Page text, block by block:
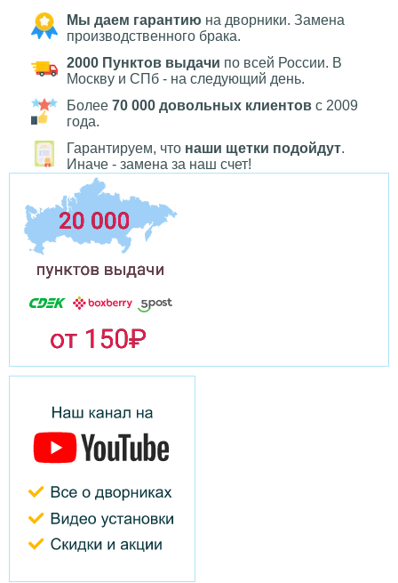
Мы даем гарантию на дворники. Замена
производственного брака.
2000 Пунктов выдачи по всей России. В
Москву и СПб - на следующий день.
Более 70 000 довольных клиентов с 2009
года.
Гарантируем, что наши щетки подойдут.
Иначе - замена за наш счет!